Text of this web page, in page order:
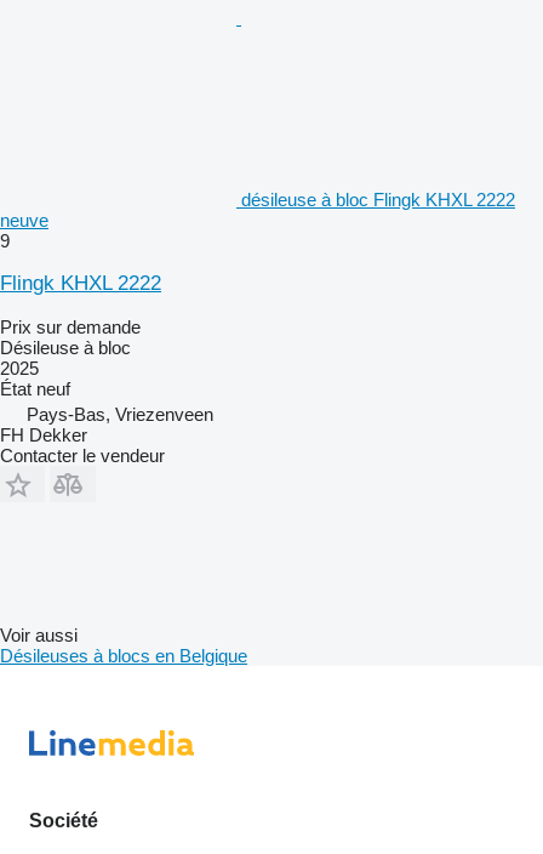
désileuse à bloc Flingk KHXL 2222
neuve
9
Flingk KHXL 2222
Prix sur demande
Désileuse à bloc
2025
État neuf
Pays-Bas, Vriezenveen
FH Dekker
Contacter le vendeur
Voir aussi
Désileuses à blocs en Belgique
Société